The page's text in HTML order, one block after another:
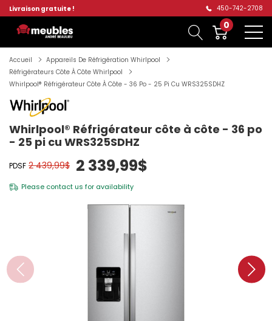
Livraison gratuite ! 450-742-2708
0
Accueil
Appareils De Réfrigération Whirlpool
Réfrigérateurs Côte À Côte Whirlpool
Whirlpool® Réfrigérateur Côte À Côte - 36 Po - 25 Pi Cu WRS325SDHZ
Whirlpool® Réfrigérateur côte à côte - 36 po
- 25 pi cu WRS325SDHZ
PDSF 2 439,99$ 2 339,99$
Please contact us for availability